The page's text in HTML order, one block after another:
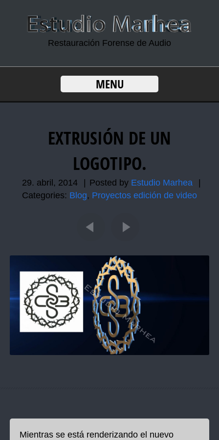
Restauración Forense de Audio
MENU
EXTRUSIÓN DE UN
LOGOTIPO.
29. abril, 2014 Posted by Estudio Marhea
Categories: Blog, Proyectos edición de video
Mientras se está renderizando el nuevo